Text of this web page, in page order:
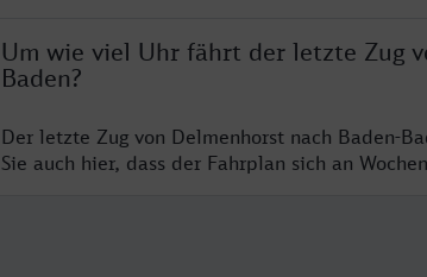
Um wie viel Uhr fährt der letzte Zug
Baden?
Der letzte Zug von Delmenhorst nach Baden-
Sie auch hier, dass der Fahrplan sich an